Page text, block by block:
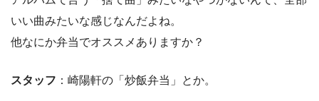
いい曲みたいな感じなんだよね。
他なにか弁当でオススメありますか？
スタッフ ：崎陽軒の「炒飯弁当」とか。